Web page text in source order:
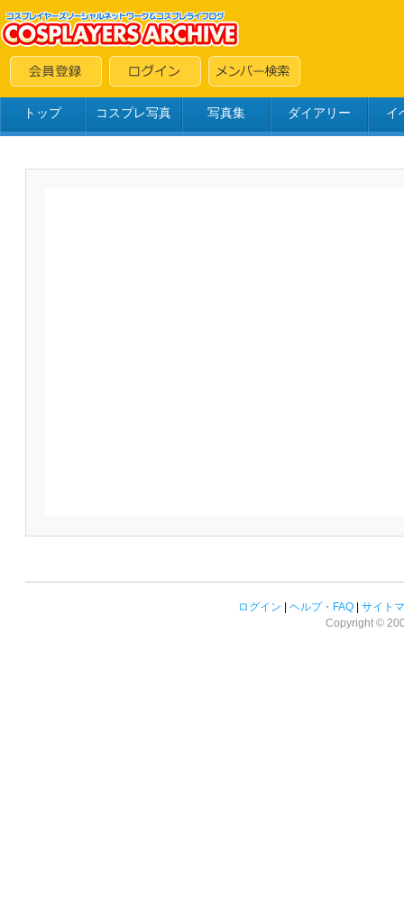
トップ コスプレ写真 写真集 ダイアリー イ
ログイン ヘルプ・FAQ
サイト
Copyright ©